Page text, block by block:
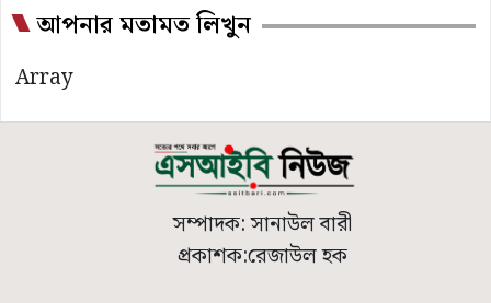
আপনার মতামত লিখুন
Array
সম্পাদক: সানাউল বারী
প্রকাশক:রেজাউল হক